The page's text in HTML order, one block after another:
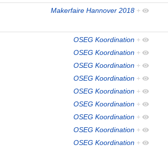
Makerfaire Hannover 2018 +
OSEG Koordination +
OSEG Koordination +
OSEG Koordination +
OSEG Koordination +
OSEG Koordination +
OSEG Koordination +
OSEG Koordination +
OSEG Koordination +
OSEG Koordination +